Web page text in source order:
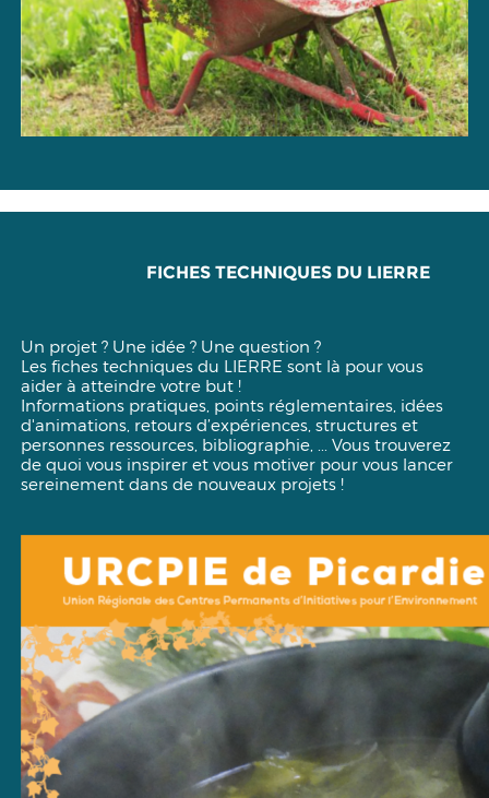
FICHES TECHNIQUES DU LIERRE
Un projet ? Une idée ? Une question ?
Les fiches techniques du LIERRE sont là pour vous
aider à atteindre votre but !
Informations pratiques, points réglementaires, idées
d'animations, retours d’expériences, structures et
personnes ressources, bibliographie, ... Vous trouverez
de quoi vous inspirer et vous motiver pour vous lancer
sereinement dans de nouveaux projets !